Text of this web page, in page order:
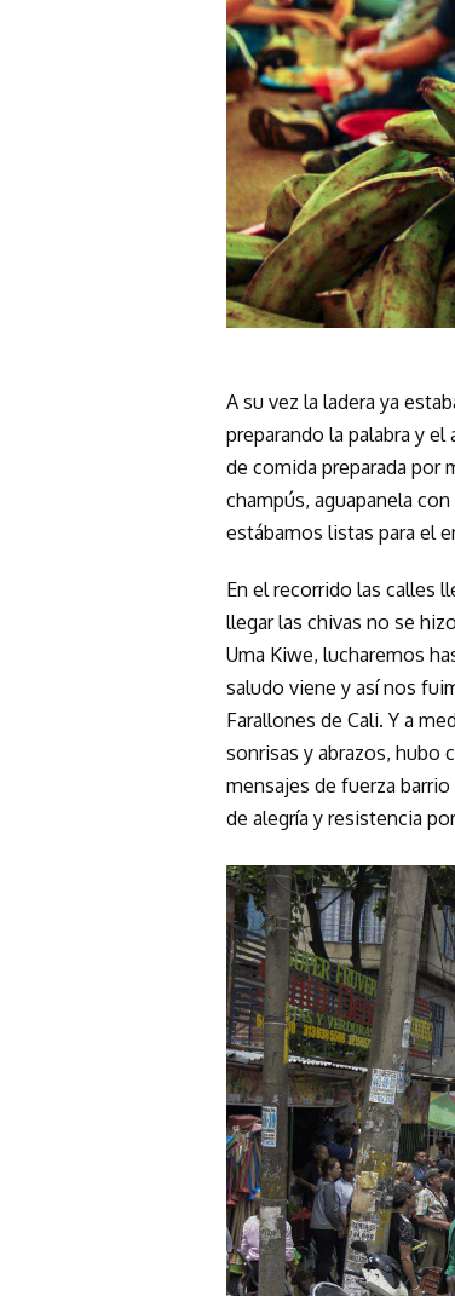
A su vez la ladera ya
preparando la palabra y
de comida preparada por
champús, aguapanela
estábamos listas para el
En el recorrido las calles
llegar las chivas no se
Uma Kiwe, lucharemos
saludo viene y así nos
Farallones de Cali. Y a
sonrisas y abrazos, hubo
mensajes de fuerza
de alegría y resistencia